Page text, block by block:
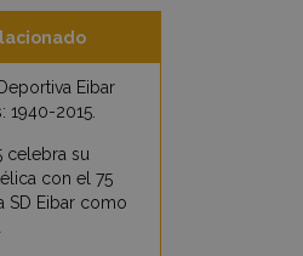
Eibar
1940-2015.
celebra su
con el 75
SD Eibar como